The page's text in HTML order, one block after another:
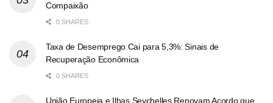
Compaixão
0 SHARES
Taxa de Desemprego Cai para 5,3%: Sinais de
Recuperação Econômica
0 SHARES
União Europeia e Ilhas Seychelles Renovam Acordo que